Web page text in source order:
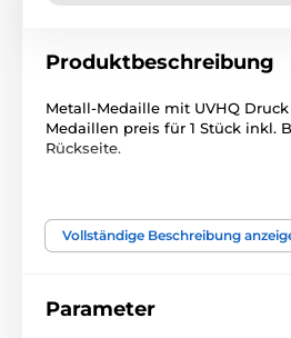
Produktbeschreibung
Metall-Medaille mit UVHQ
Medaillen preis für 1 Stück inkl.
Rückseite.
Hockey
Vollständige Beschreibung
Parameter